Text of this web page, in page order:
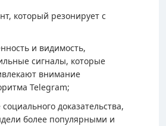
который резонирует с
и видимость,
сигналы, которые
внимание
Telegram;
доказательства,
более популярными и